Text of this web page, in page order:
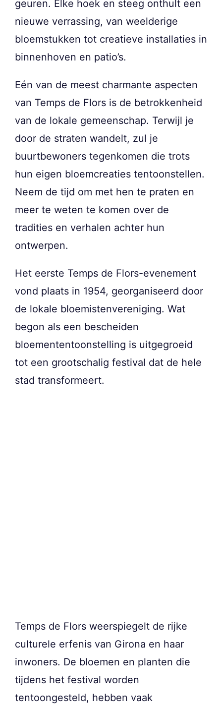
geuren. Elke hoek en steeg onthult een
nieuwe verrassing, van weelderige
bloemstukken tot creatieve installaties in
binnenhoven en patio’s.
Eén van de meest charmante aspecten
van Temps de Flors is de betrokkenheid
van de lokale gemeenschap. Terwijl je
door de straten wandelt, zul je
buurtbewoners tegenkomen die trots
hun eigen bloemcreaties tentoonstellen.
Neem de tijd om met hen te praten en
meer te weten te komen over de
tradities en verhalen achter hun
ontwerpen.
Het eerste Temps de Flors-evenement
vond plaats in 1954, georganiseerd door
de lokale bloemistenvereniging. Wat
begon als een bescheiden
bloemententoonstelling is uitgegroeid
tot een grootschalig festival dat de hele
stad transformeert.
Temps de Flors weerspiegelt de rijke
culturele erfenis van Girona en haar
inwoners. De bloemen en planten die
tijdens het festival worden
tentoongesteld, hebben vaak